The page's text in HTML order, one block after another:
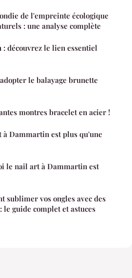
de l'empreinte écologique
: une analyse complète
: découvrez le lien essentiel
le balayage brunette
montres bracelet en acier !
Dammartin est plus qu'une
le nail art à Dammartin est
sublimer vos ongles avec des
le guide complet et astuces